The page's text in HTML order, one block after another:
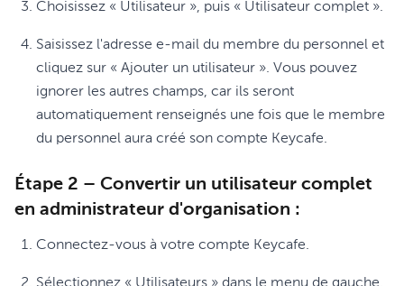
Choisissez « Utilisateur », puis « Utilisateur complet ».
Saisissez l'adresse e-mail du membre du personnel et
cliquez sur « Ajouter un utilisateur ». Vous pouvez
ignorer les autres champs, car ils seront
automatiquement renseignés une fois que le membre
du personnel aura créé son compte Keycafe.
Étape 2 – Convertir un utilisateur complet
en administrateur d'organisation :
Connectez-vous à votre compte Keycafe.